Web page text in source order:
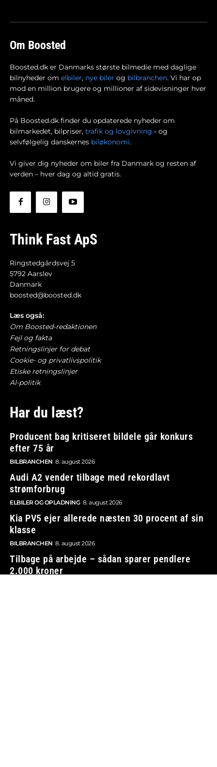
Om Boosted
Boosted.dk er Danmarks største bilmedie med daglige
bilnyheder om elbiler, nye biler og bilbranchen. Vi har op
mod en million brugere og millioner af sidevisninger hver
måned.
På Boosted.dk finder du opdaterede nyheder om
bilmarkedet, bilpriser, trafik og lovgivning - og
selvfølgelig danskernes biløkonomi.
Vi giver dig nyheder om biler fra Danmark og resten af
verden – hver dag og altid gratis.
Think Fast ApS
Ringstedgårdsvej 5
5792 Aarslev
Danmark
boosted@boosted.dk
Læs også:
Om Boosted-redaktionen
Fejl og fakta
Retningslinjer for debat
Cookie- og privatlivspolitik
Etiske retningslinjer
AI-politik
Har du læst?
Producent bag kritiseret bildele går konkurs
efter 75 år
BILBRANCHEN 8. august 2026
Audi A2 vender tilbage med rekordlavt
strømforbrug
ELBILER OG OPLADNING 8. august 2026
Kia PV5 ejer allerede næsten 30 procent af sin
klasse
BILBRANCHEN 8. august 2026
Tilbage på arbejde – sådan sparer pendlere
2.000 kroner